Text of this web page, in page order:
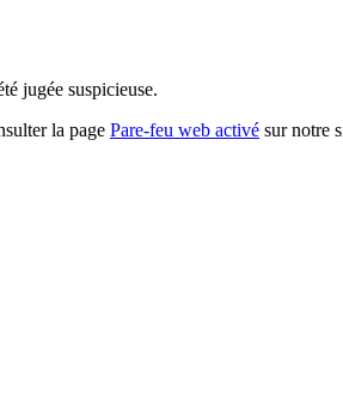
jugée suspicieuse.
la page Pare-feu web activé sur notre